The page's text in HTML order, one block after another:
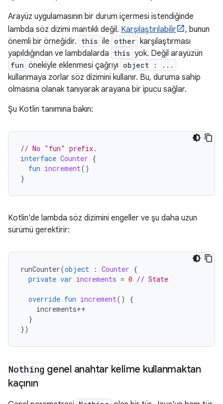
Arayüz uygulamasının bir durum içermesi istendiğinde
lambda söz dizimi mantıklı değil. Karşılaştırılabilir
, bunun
önemli bir örneğidir. this ile other karşılaştırması
yapıldığından ve lambdalarda this yok. Değil arayüzün
fun önekiyle eklenmesi çağrıyı object : ...
kullanmaya zorlar söz dizimini kullanır. Bu, duruma sahip
olmasına olanak tanıyarak arayana bir ipucu sağlar.
Şu Kotlin tanımına bakın:
// No "fun" prefix.
interface Counter {
fun increment()
}
Kotlin'de lambda söz dizimini engeller ve şu daha uzun
sürümü gerektirir:
runCounter(object : Counter {
private var increments = 0 // State
override fun increment()
{
increments++
}
})
Nothing genel anahtar kelime kullanmaktan
kaçının